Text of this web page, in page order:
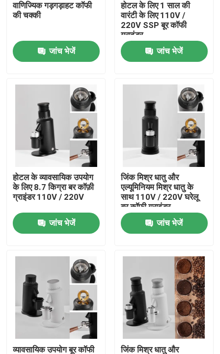
वीआर दिखाएँ
कारखाना भ्रमण
गुणवत्ता नियंत्रण
संपर्क करें
मामलों
कॉफी बीन ग्राइंडर
गड़गड़ाहट कॉफी की चक्की
वाणिज्यिक गड़गड़ाहट कॉफी
की चक्की
जांच भेजें
होटल के लिए 1 साल की
वारंटी के लिए 110V /
220V SSP बूर कॉफी
ग्राइंडर
जांच भेजें
होटल के व्यावसायिक उपयोग
के लिए 8.7 किग्रा बर कॉफ़ी
ग्राइंडर 110V / 220V
जांच भेजें
जिंक मिश्र धातु और
एल्यूमिनियम मिश्र धातु के
साथ 110V / 220V घरेलू
बूर कॉफी ग्राइंडर
जांच भेजें
व्यावसायिक उपयोग बूर कॉफी जिंक मिश्र धातु और